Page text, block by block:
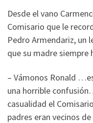
Desde el vano
Comisario que le
Pedro Armendariz, un
que su madre siempre
– Vámonos Ronald
una horrible
casualidad el
padres eran vecinos